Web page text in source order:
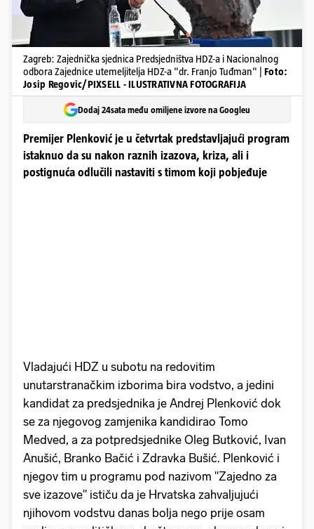
Zagreb: Zajednička sjednica Predsjedništva HDZ-a i Nacionalnog
odbora Zajednice utemeljitelja HDZ-a "dr. Franjo Tuđman" | Foto:
Josip Regovic/PIXSELL - ILUSTRATIVNA FOTOGRAFIJA
Dodaj 24sata među omiljene izvore na Googleu
Premijer Plenković je u četvrtak predstavljajući program
istaknuo da su nakon raznih izazova, kriza, ali i
postignuća odlučili nastaviti s timom koji pobjeđuje
Vladajući HDZ u subotu na redovitim
unutarstranačkim izborima bira vodstvo, a jedini
kandidat za predsjednika je Andrej Plenković dok
se za njegovog zamjenika kandidirao Tomo
Medved, a za potpredsjednike Oleg Butković, Ivan
Anušić, Branko Bačić i Zdravka Bušić. Plenković i
njegov tim u programu pod nazivom "Zajedno za
sve izazove" ističu da je Hrvatska zahvaljujući
njihovom vodstvu danas bolja nego prije osam